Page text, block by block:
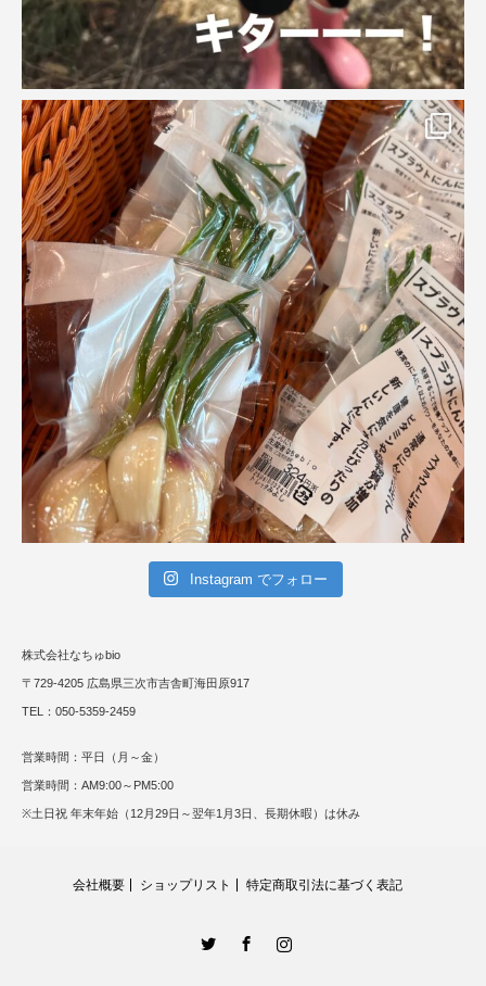
Instagram でフォロー
株式会社なちゅbio
〒729-4205 広島県三次市吉舎町海田原917
TEL：050-5359-2459
営業時間：平日（月～金）
営業時間：AM9:00～PM5:00
※土日祝 年末年始（12月29日～翌年1月3日、長期休暇）は休み
会社概要 ショップリスト 特定商取引法に基づく表記
Instagram